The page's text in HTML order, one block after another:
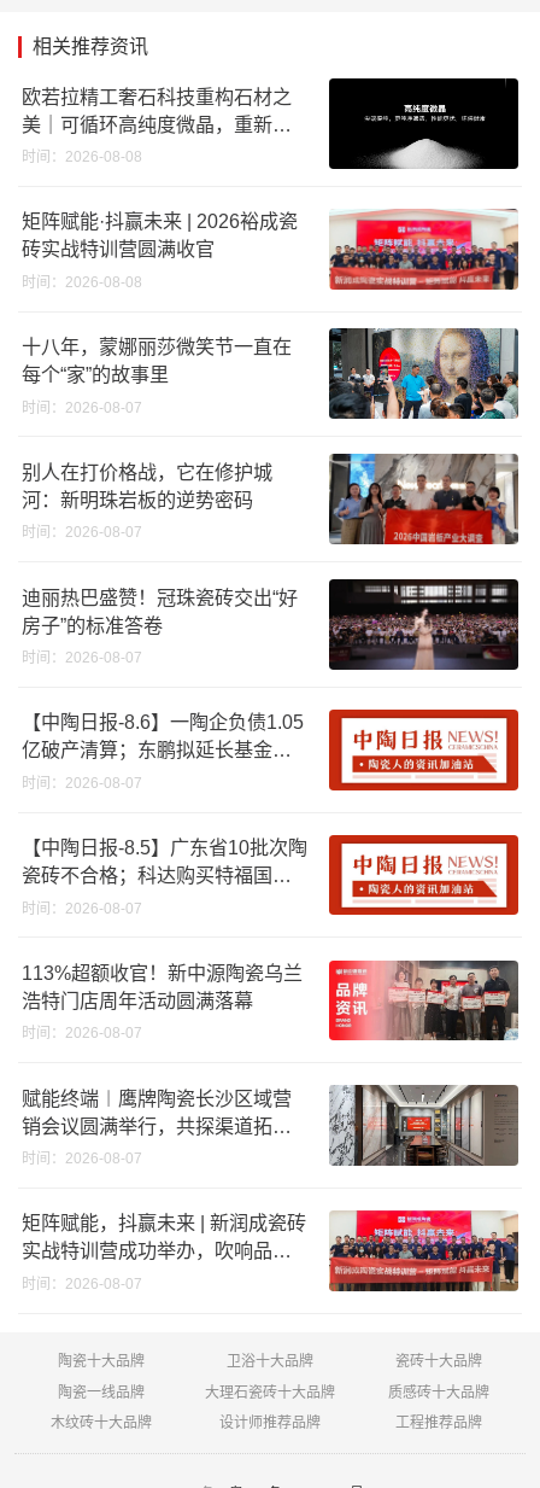
相关推荐资讯
欧若拉精工奢石科技重构石材之
美｜可循环高纯度微晶，重新定
义高端奢石原料
时间：2026-08-08
矩阵赋能·抖赢未来 | 2026裕成瓷
砖实战特训营圆满收官
时间：2026-08-08
十八年，蒙娜丽莎微笑节一直在
每个“家”的故事里
时间：2026-08-07
别人在打价格战，它在修护城
河：新明珠岩板的逆势密码
时间：2026-08-07
迪丽热巴盛赞！冠珠瓷砖交出“好
房子”的标准答卷
时间：2026-08-07
【中陶日报-8.6】一陶企负债1.05
亿破产清算；东鹏拟延长基金投
资期限；工信部开展建陶行业能
时间：2026-08-07
【中陶日报-8.5】广东省10批次陶
瓷砖不合格；科达购买特福国际
股份申请未通过；蒙娜丽莎5千万
破18亿元
时间：2026-08-07
113%超额收官！新中源陶瓷乌兰
浩特门店周年活动圆满落幕
时间：2026-08-07
赋能终端︱鹰牌陶瓷长沙区域营
销会议圆满举行，共探渠道拓展
与门店升级新路径
时间：2026-08-07
矩阵赋能，抖赢未来 | 新润成瓷砖
实战特训营成功举办，吹响品牌
秋季营销冲锋号！
时间：2026-08-07
陶瓷十大品牌 卫浴十大品牌
瓷砖十大品牌
陶瓷一线品牌
大理石瓷砖十大品牌
质感砖十大品牌
木纹砖十大品牌
设计师推荐品牌 工程推荐品牌